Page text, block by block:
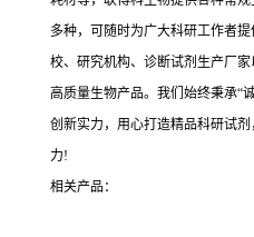
多种，可随时为广大科研工作者
校、研究机构、诊断试剂生产厂
高质量生物产品。我们始终秉承“
创新实力，用心打造精品科研试
力!
相关产品：